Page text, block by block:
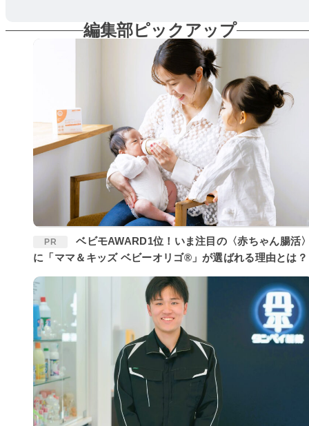
編集部ピックアップ
PR
ベビモAWARD1位！いま注目の〈赤ちゃん腸活〉
に「ママ＆キッズ ベビーオリゴ®」が選ばれる理由とは？